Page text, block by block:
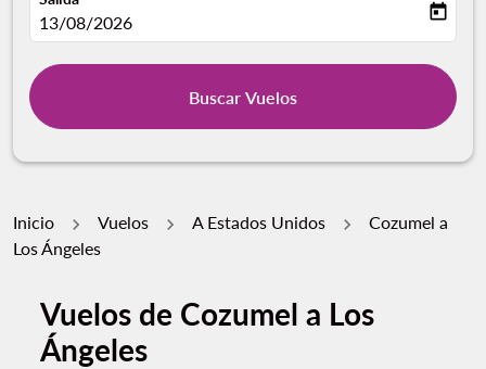
fc-booking-departure-date-aria-label
13/08/2026 today
Buscar Vuelos
Inicio Vuelos A Estados Unidos
Cozumel a
Los Ángeles
Vuelos de Cozumel a Los
Ángeles
Pruebe un mes alternativo o interactúe con días